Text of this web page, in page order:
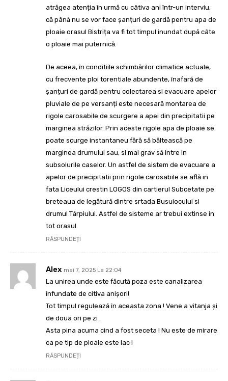
atrăgea atenția în urmă cu câtiva ani într-un interviu,
că până nu se vor face șanțuri de gardă pentru apa de
ploaie orasul Bistrița va fi tot timpul inundat după câte
o ploaie mai puternică.
De aceea, în conditiile schimbărilor climatice actuale,
cu frecvente ploi torentiale abundente, înafară de
șanțuri de gardă pentru colectarea si evacuare apelor
pluviale de pe versanți este necesară montarea de
rigole carosabile de scurgere a apei din precipitatii pe
marginea străzilor. Prin aceste rigole apa de ploaie se
poate scurge instantaneu fără să băltească pe
marginea drumului sau, si mai grav să intre in
subsolurile caselor. Un astfel de sistem de evacuare a
apelor de precipitatii prin rigole carosabile se află in
fata Liceului crestin LOGOS din cartierul Subcetate pe
breteaua de legătură dintre srtada Busuiocului si
drumul Tărpiului. Astfel de sisteme ar trebui extinse in
tot orasul.
RĂSPUNDEȚI
Alex mai 7, 2025 La 22:04
La unirea unde este făcută poza este canalizarea
înfundate de citiva anișori!
Tot timpul regulează în aceasta zona ! Vene a vitanja și
de doua ori pe zi .
Asta pina acuma cind a fost seceta ! Nu este de mirare
ca pe tip de ploaie este lac !
RĂSPUNDEȚI